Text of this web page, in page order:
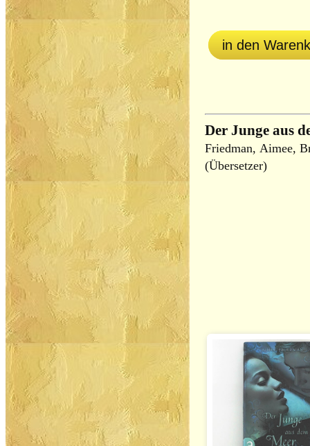
in den
Der Junge aus
Friedman, Aimee,
(Übersetzer)